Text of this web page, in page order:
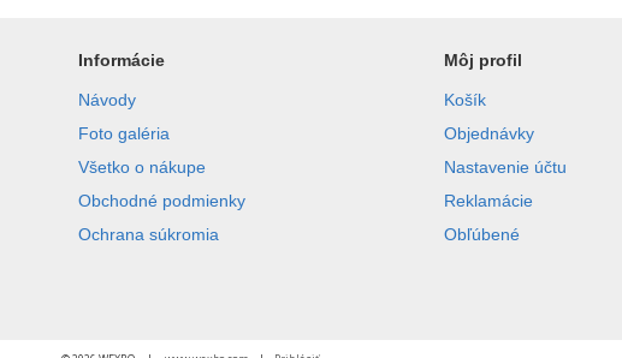
Informácie
Návody
Foto galéria
Všetko o nákupe
Obchodné podmienky
Ochrana súkromia
Môj profil
Košík
Objednávky
Nastavenie účtu
Reklamácie
Obľúbené